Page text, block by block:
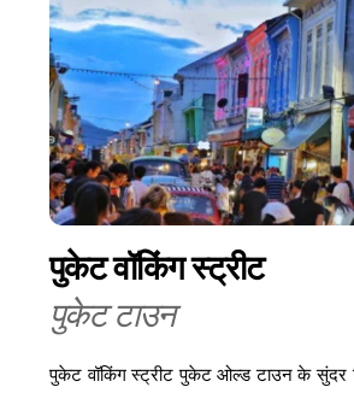
पुकेट वॉकिंग स्ट्रीट
पुकेट टाउन
पुकेट वॉकिंग स्ट्रीट पुकेट ओल्ड टाउन के सुंदर